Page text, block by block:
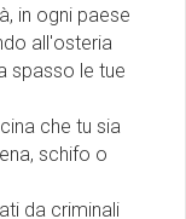
in ogni paese
all'osteria
spasso le tue
che tu sia
schifo o
da criminali